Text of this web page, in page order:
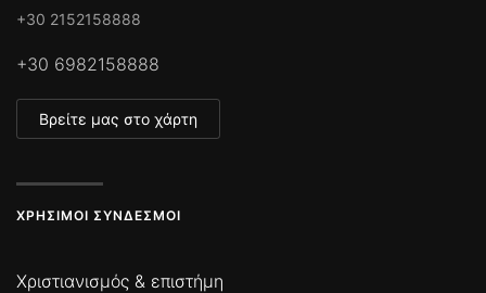
+30 2152158888
+30 6982158888
Βρείτε μας στο χάρτη
ΧΡΉΣΙΜΟΙ ΣΎΝΔΕΣΜΟΙ
Χριστιανισμός & επιστήμη